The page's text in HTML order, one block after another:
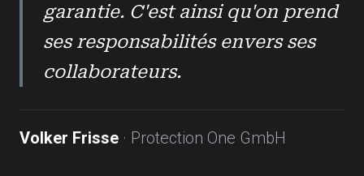
garantie. C'est ainsi qu'on prend
ses responsabilités envers ses
collaborateurs.
Volker Frisse · Protection One GmbH